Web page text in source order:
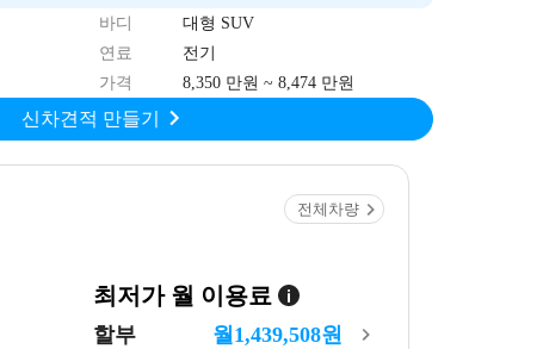
바디
대형 SUV
연료
전기
가격 8,350 만원 ~ 8,474 만원
신차견적 만들기
전체차량
최저가 월 이용료
할부 월1,439,508원